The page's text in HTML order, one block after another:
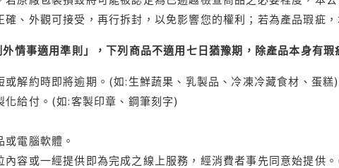
、外觀可接受，再行拆封，以免影響您的權利；若為產品瑕疵，
情事適用準則」，下列商品不適用七日猶豫期，除產品本身有瑕
或解約時即將逾期。(如:生鮮蔬果、乳製品、冷凍冷藏食材、蛋糕)
化給付。(如:客製印章、鋼筆刻字)
電腦軟體。
內容或一經提供即為完成之線上服務，經消費者事先同意始提供